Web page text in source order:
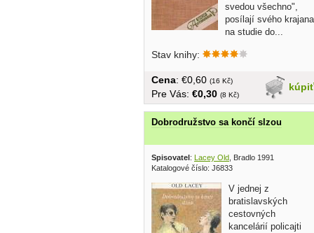
svedou všechno",
posílají svého krajana
na studie do...
Stav knihy:
kúpiť
Cena: €0,60 (16 Kč)
Pre Vás: €0,30 (8 Kč)
Dobrodružstvo sa končí slzou
Spisovatel : Lacey Old , Bradlo 1991
Katalogové číslo: J6833
V jednej z
bratislavských
cestovných
kancelárií policajti